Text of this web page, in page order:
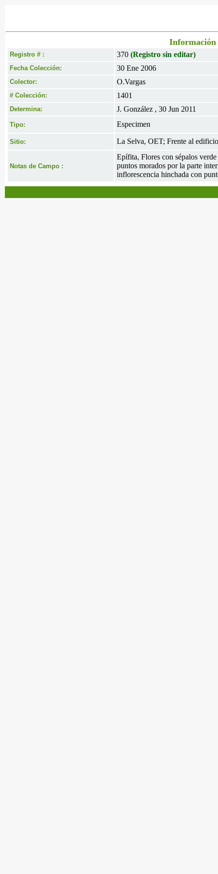
Información
Registro # : 370 (Registro sin editar)
Fecha Colección: 30 Ene 2006
Colector: O.Vargas
# Colección: 1401
Determina: J. González , 30 Jun 2011
Tipo: Especimen
Sitio: La Selva, OET; Frente al
Notas de Campo :
Epífita, Flores con sépalos
puntos morados por la parte
inflorescencia hinchada con